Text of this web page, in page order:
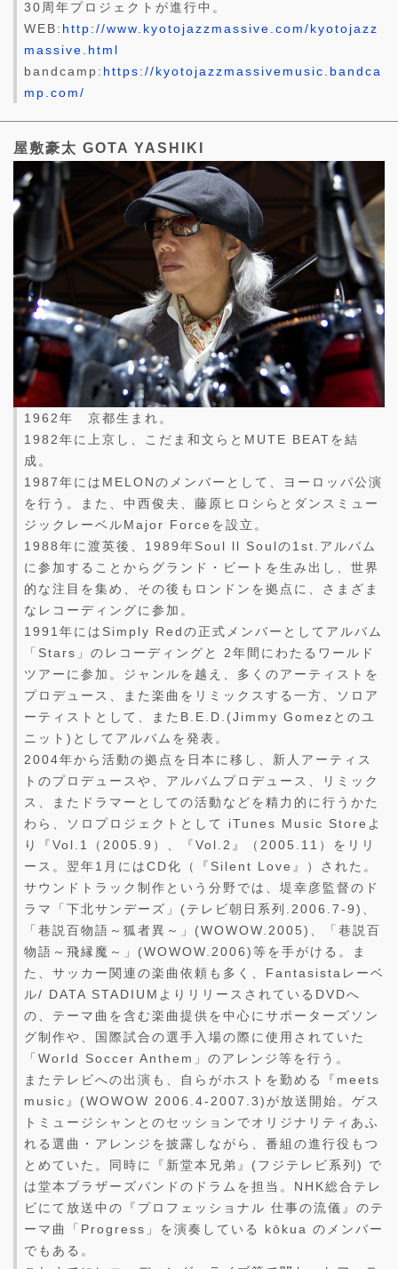
30周年プロジェクトが進行中。
WEB: http://www.kyotojazzmassive.com/kyotojazz
massive.html
bandcamp: https://kyotojazzmassivemusic.bandca
mp.com/
屋敷豪太 GOTA YASHIKI
1962年 京都生まれ。
1982年に上京し、こだま和文らとMUTE BEATを結
成。
1987年にはMELONのメンバーとして、ヨーロッパ公演
を行う。また、中西俊夫、藤原ヒロシらとダンスミュー
ジックレーベルMajor Forceを設立。
1988年に渡英後、1989年Soul ll Soulの1st.アルバム
に参加することからグランド・ビートを生み出し、世界
的な注目を集め、その後もロンドンを拠点に、さまざま
なレコーディングに参加。
1991年にはSimply Redの正式メンバーとしてアルバム
「Stars」のレコーディングと 2年間にわたるワールド
ツアーに参加。ジャンルを越え、多くのアーティストを
プロデュース、また楽曲をリミックスする一方、ソロア
ーティストとして、またB.E.D.(Jimmy Gomezとのユ
ニット)としてアルバムを発表。
2004年から活動の拠点を日本に移し、新人アーティス
トのプロデュースや、アルバムプロデュース、リミック
ス、またドラマーとしての活動などを精力的に行うかた
わら、ソロプロジェクトとして iTunes Music Storeよ
り『Vol.1（2005.9）、『Vol.2』（2005.11）をリリ
ース。翌年1月にはCD化（『Silent Love』）された。
サウンドトラック制作という分野では、堤幸彦監督のド
ラマ「下北サンデーズ」(テレビ朝日系列.2006.7-9)、
「巷説百物語～狐者異～」(WOWOW.2005)、「巷説百
物語～飛縁魔～」(WOWOW.2006)等を手がける。ま
た、サッカー関連の楽曲依頼も多く、Fantasistaレーベ
ル/ DATA STADIUMよりリリースされているDVDへ
の、テーマ曲を含む楽曲提供を中心にサポーターズソン
グ制作や、国際試合の選手入場の際に使用されていた
「World Soccer Anthem」のアレンジ等を行う。
またテレビへの出演も、自らがホストを勤める『meets
music』(WOWOW 2006.4-2007.3)が放送開始。ゲス
トミュージシャンとのセッションでオリジナリティあふ
れる選曲・アレンジを披露しながら、番組の進行役もつ
とめていた。同時に『新堂本兄弟』(フジテレビ系列) で
は堂本ブラザーズバンドのドラムを担当。NHK総合テレ
ビにて放送中の『プロフェッショナル 仕事の流儀』のテ
ーマ曲「Progress」を演奏している kōkua のメンバー
でもある。